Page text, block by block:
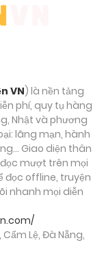
VN) là nền tảng
phí, quy tụ hàng
Nhật và phương
lãng mạn, hành
Giao diện thân
mượt trên mọi
đọc offline, truyện
nhanh mọi diễn
Lệ, Đà Nẵng,